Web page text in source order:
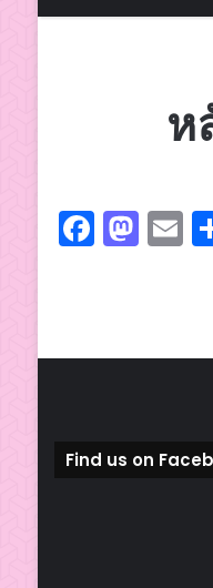
ห
F
b
o
k
M
d
E
Find us on